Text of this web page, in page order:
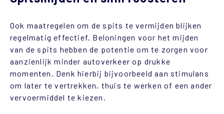
Ook maatregelen om de spits te vermijden blijken
regelmatig effectief. Beloningen voor het mijden
van de spits hebben de potentie om te zorgen voor
aanzienlijk minder autoverkeer op drukke
momenten. Denk hierbij bijvoorbeeld aan stimulans
om later te vertrekken, thuis te werken of een ander
vervoermiddel te kiezen.